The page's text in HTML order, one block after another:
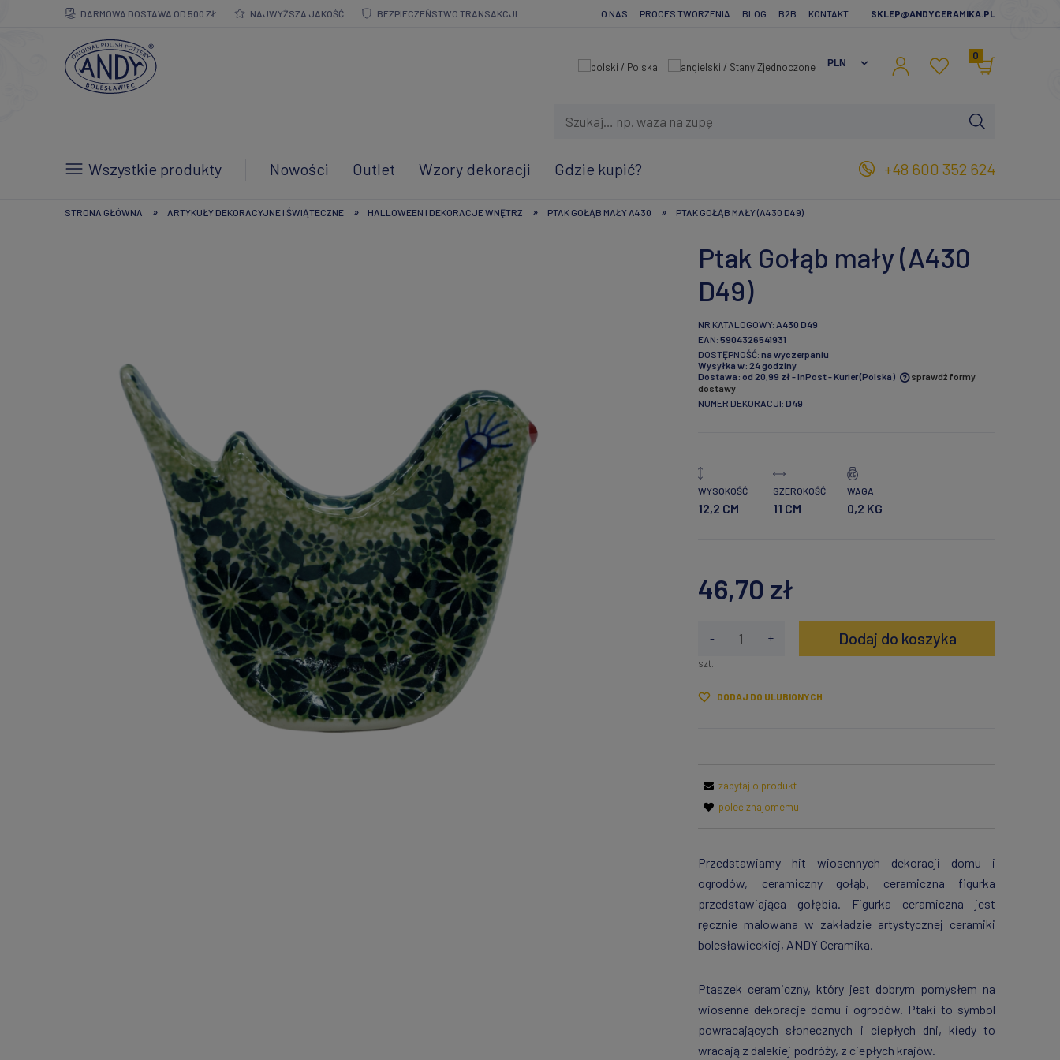
DARMOWA DOSTAWA OD 500 ZŁ NAJWYŻSZA JAKOŚĆ BEZPIECZEŃSTWO TRANSAKCJI O NAS PROCES TWORZENIA BLOG B2B KONTAKT SKLEP@ANDYCERAMIKA.PL
0
Wszystkie produkty Nowości Outlet Wzory dekoracji Gdzie kupić? +48 600 352 624
STRONA GŁÓWNA » ARTYKUŁY DEKORACYJNE I ŚWIĄTECZNE » HALLOWEEN I DEKORACJE WNĘTRZ » PTAK GOŁĄB MAŁY A430 » PTAK GOŁĄB MAŁY (A430 D49)
Ptak Gołąb mały (A430
D49)
NR KATALOGOWY: A430 D49
EAN: 5904326541931
DOSTĘPNOŚĆ: na wyczerpaniu
Wysyłka w: 24 godziny
Dostawa: od 20,99 zł- InPost - Kurier(Polska)
Cena nie zawiera ewentualnych
sprawdź formy
dostawy
NUMER DEKORACJI: D49
WYSOKOŚĆ
12,2 CM
SZEROKOŚĆ
11 CM
WAGA
0,2 KG
46,70 zł
- +
szt.
Dodaj do koszyka
DODAJ DO ULUBIONYCH
zapytaj o produkt
poleć znajomemu
Przedstawiamy hit wiosennych dekoracji domu i
ogrodów, ceramiczny gołąb, ceramiczna figurka
przedstawiająca gołębia. Figurka ceramiczna jest
ręcznie malowana w zakładzie artystycznej ceramiki
bolesławieckiej, ANDY Ceramika.
Ptaszek ceramiczny, który jest dobrym pomysłem na
wiosenne dekoracje domu i ogrodów. Ptaki to symbol
powracających słonecznych i ciepłych dni, kiedy to
wracają z dalekiej podróży, z ciepłych krajów.